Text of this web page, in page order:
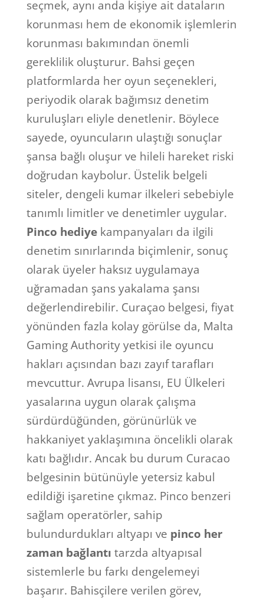
seçmek, aynı anda kişiye ait dataların
korunması hem de ekonomik işlemlerin
korunması bakımından önemli
gereklilik oluşturur. Bahsi geçen
platformlarda her oyun seçenekleri,
periyodik olarak bağımsız denetim
kuruluşları eliyle denetlenir. Böylece
sayede, oyuncuların ulaştığı sonuçlar
şansa bağlı oluşur ve hileli hareket riski
doğrudan kaybolur. Üstelik belgeli
siteler, dengeli kumar ilkeleri sebebiyle
tanımlı limitler ve denetimler uygular.
Pinco hediyekampanyaları da ilgili
denetim sınırlarında biçimlenir, sonuç
olarak üyeler haksız uygulamaya
uğramadan şans yakalama şansı
değerlendirebilir. Curaçao belgesi, fiyat
yönünden fazla kolay görülse da, Malta
Gaming Authority yetkisi ile oyuncu
hakları açısından bazı zayıf tarafları
mevcuttur. Avrupa lisansı, EU Ülkeleri
yasalarına uygun olarak çalışma
sürdürdüğünden, görünürlük ve
hakkaniyet yaklaşımına öncelikli olarak
katı bağlıdır. Ancak bu durum Curacao
belgesinin bütünüyle yetersiz kabul
edildiği işaretine çıkmaz. Pinco benzeri
sağlam operatörler, sahip
bulundurdukları altyapı ve pinco her
zaman bağlantı tarzda altyapısal
sistemlerle bu farkı dengelemeyi
başarır. Bahisçilere verilen görev,